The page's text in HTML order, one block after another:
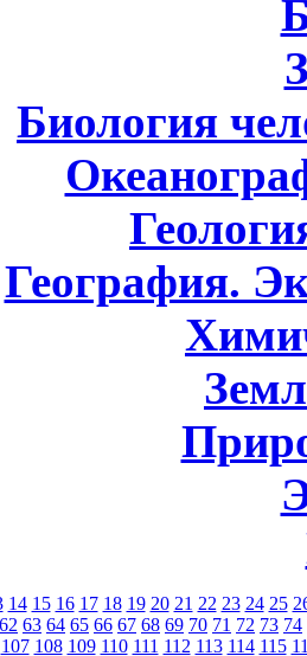
Биология
География.
14 15 16 17 18 19 20 21 22 23 24 25
62 63 64 65 66 67 68 69 70 71 72 73 74
107 108 109 110 111 112 113 114 115